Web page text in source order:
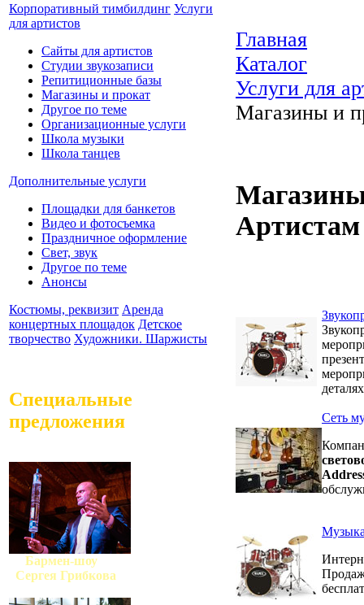
Корпоративный тимбилдинг Услуги
для артистов
Сайты для артистов
Студии звукозаписи
Репитиционные базы
Магазины и прокат
Другое по теме
Организационные услуги
Школа музыки
Школа танцев
Дополнительные услуги
Площадки для банкетов
Видео и фотосъемка
Праздничное оформление
Свет, звук
Другое по теме
Анонсы
Костюмы, реквизит Аренда
концертных площадок Детское
творчество Художники. Шаржисты
Специальные
предложения
Бармен-шоу
Сергея Грибкова
Главная
Каталог
Услуги для
Магазины и
Артистам
Сеть